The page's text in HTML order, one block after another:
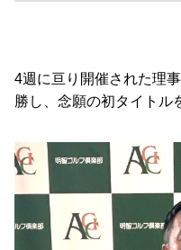
4週に亘り開催された理
勝し、念願の初タイトル